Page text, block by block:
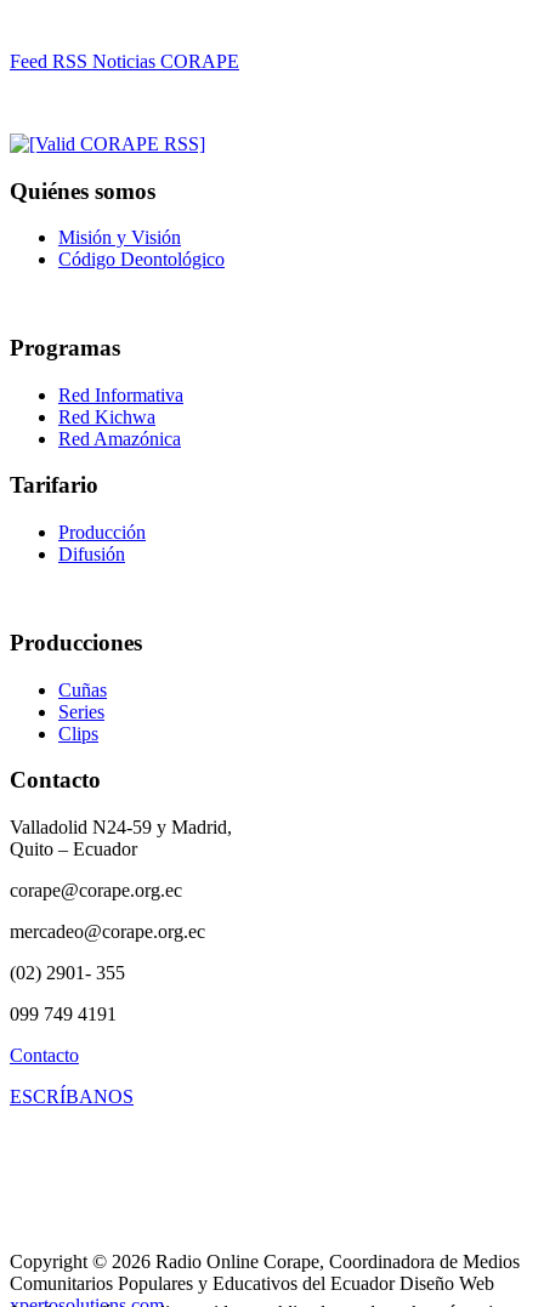
Feed RSS Noticias CORAPE
Quiénes somos
Misión y Visión
Código Deontológico
Programas
Red Informativa
Red Kichwa
Red Amazónica
Tarifario
Producción
Difusión
Producciones
Cuñas
Series
Clips
Contacto
Valladolid N24-59 y Madrid,
Quito – Ecuador
corape@corape.org.ec
mercadeo@corape.org.ec
(02) 2901- 355
099 749 4191
Contacto
ESCRÍBANOS
Copyright © 2026 Radio Online Corape, Coordinadora de Medios
Comunitarios Populares y Educativos del Ecuador Diseño Web